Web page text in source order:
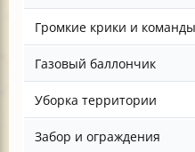
Громкие крики и команды
Газовый баллончик
Уборка территории
Забор и ограждения